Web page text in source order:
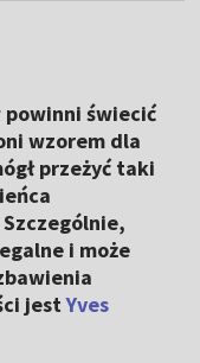
powinni świecić
wzorem dla
przeżyć taki
i może
jestYves